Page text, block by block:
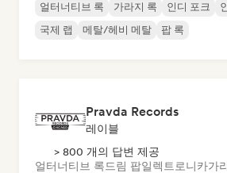
얼터너티브 록 가라지 록 인디 포크
국제 랩
메탈/헤비 메탈 팝 록
Pravda Records
레이블
> 800 개의 답변 제공
얼터너티브 록드림 팝일렉트로니카가